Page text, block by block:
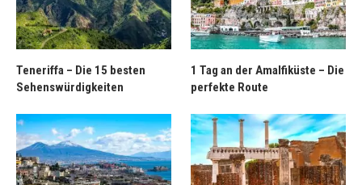
Teneriffa – Die 15 besten
Sehenswürdigkeiten
1 Tag an der Amalfiküste – Die
perfekte Route